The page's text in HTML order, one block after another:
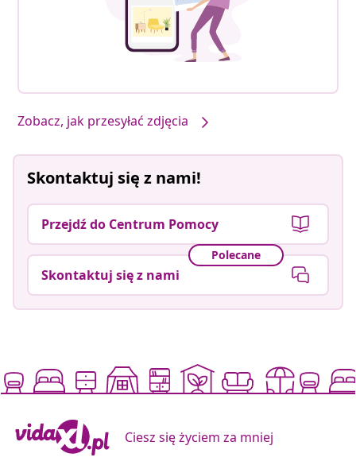
Zobacz, jak przesyłać zdjęcia
Skontaktuj się z nami!
Przejdź do Centrum Pomocy
Polecane
Skontaktuj się z nami
Ciesz się życiem za mniej